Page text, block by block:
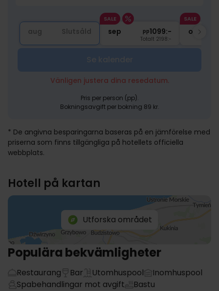
SALE
sep pp1099:-
Totalt 2198:-
SALE
okt
Vänligen justera dina resedatum.
Pris per person (pp).
Bokningsavgift per bokning 89 kr.
* De angivna besparingarna baseras på en jämförelse med
priserna som finns tillgängliga på hotellets officiella
webbplats.
Hotell på kartan
Utforska området
Populära bekvämligheter
Restaurang Bar Utomhuspool
Inomhuspool
Spabehandlingar mot avgift
Bastu